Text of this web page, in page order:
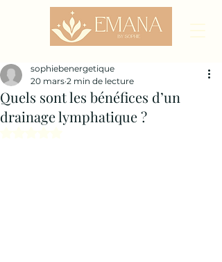
Quels sont les bénéfices d’un
drainage lymphatique ?
sophiebenergetique
20 mars 2 min de lecture